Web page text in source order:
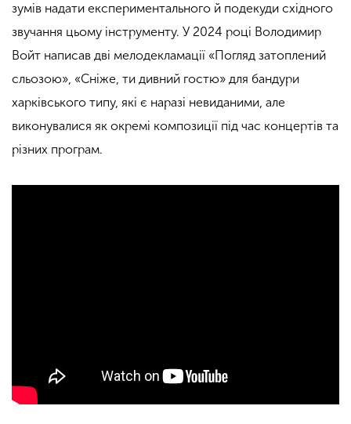
зумів надати експериментального й подекуди східного
звучання цьому інструменту. У 2024 році Володимир
Войт написав дві мелодекламації «Погляд затоплений
сльозою», «Сніже, ти дивний гостю» для бандури
харківського типу, які є наразі невиданими, але
виконувалися як окремі композиції під час концертів та
різних програм.